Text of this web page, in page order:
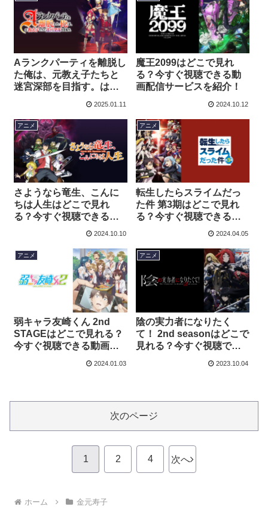
Aランクパーティを離脱し
た俺は、元教え子たちと
迷宮深部を目指す。はど
できる動画配信サービス
を紹介！
2025.01.11
魔王2099はどこで見れ
る？今すぐ視聴できる動
画配信サービスを紹介！
2024.10.12
アニメ
さようなら竜生、こんに
ちは人生はどこで見れ
る？今すぐ視聴できる動
画配信サービスを紹介！
2024.10.10
アニメ
転生したらスライムだっ
た件 第3期はどこで見れ
る？今すぐ視聴できる動
画配信サービスを紹介！
2024.04.05
アニメ
弱キャラ友崎くん 2nd
STAGEはどこで見れる？
今すぐ視聴できる動画配
信サービスを紹介！
2024.01.03
アニメ
陰の実力者になりたく
て！ 2nd seasonはどこで
見れる？今すぐ視聴でき
る動画配信サービスを紹
2023.10.04
次のページ
1 2 4 次へ
ホーム 金元寿子